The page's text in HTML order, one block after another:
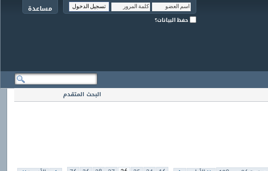
مساعدة
حفظ البيانات؟
البحث المتقدم